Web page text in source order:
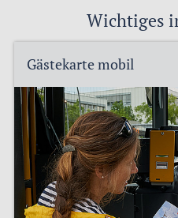
Wichtiges
Gästekarte mobil